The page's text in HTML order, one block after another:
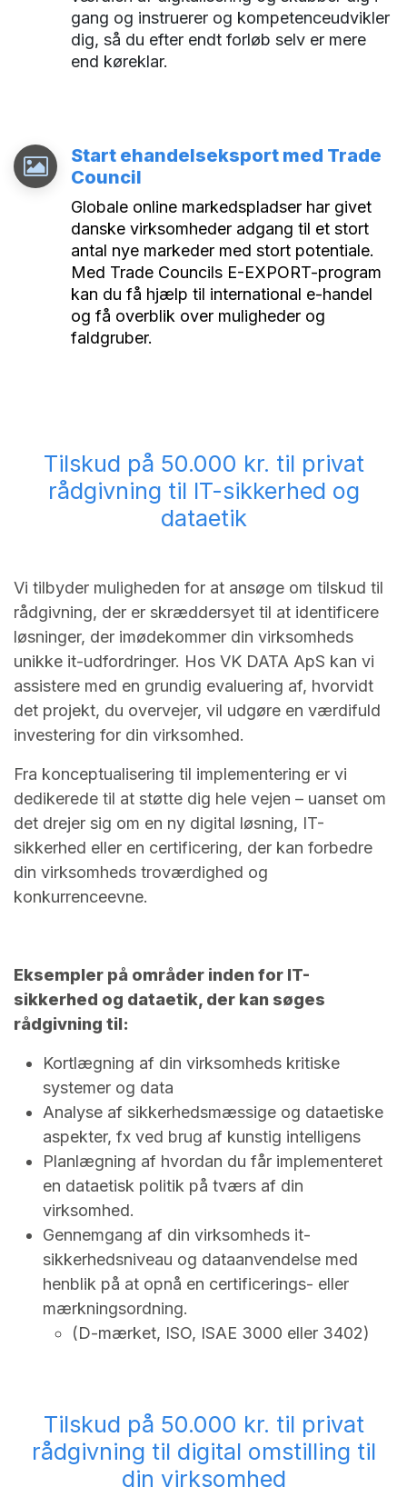
gang og instruerer og kompetenceudvikler
dig, så du efter endt forløb selv er mere
end køreklar.
Start ehandelseksport med Trade
Council
Globale online markedspladser har givet
danske virksomheder adgang til et stort
antal nye markeder med stort potentiale.
Med Trade Councils E-EXPORT-program
kan du få hjælp til international e-handel
og få overblik over muligheder og
faldgruber.
Tilskud på 50.000 kr. til privat
rådgivning til IT-sikkerhed og
dataetik
Vi tilbyder muligheden for at ansøge om tilskud til
rådgivning, der er skræddersyet til at identificere
løsninger, der imødekommer din virksomheds
unikke it-udfordringer. Hos VK DATA ApS kan vi
assistere med en grundig evaluering af, hvorvidt
det projekt, du overvejer, vil udgøre en værdifuld
investering for din virksomhed.
Fra konceptualisering til implementering er vi
dedikerede til at støtte dig hele vejen – uanset om
det drejer sig om en ny digital løsning, IT-
sikkerhed eller en certificering, der kan forbedre
din virksomheds troværdighed og
konkurrenceevne.
Eksempler på områder inden for IT-
sikkerhed og dataetik, der kan søges
rådgivning til:
Kortlægning af din virksomheds kritiske
systemer og data
Analyse af sikkerhedsmæssige og dataetiske
aspekter, fx ved brug af kunstig intelligens
Planlægning af hvordan du får implementeret
en dataetisk politik på tværs af din
virksomhed.
Gennemgang af din virksomheds it-
sikkerhedsniveau og dataanvendelse med
henblik på at opnå en certificerings- eller
mærkningsordning.
(D-mærket, ISO, ISAE 3000 eller 3402)
Tilskud på 50.000 kr. til privat
rådgivning til digital omstilling til
din virksomhed